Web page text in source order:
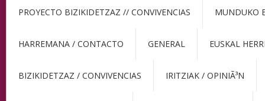
PROYECTO BIZIKIDETZAZ // CONVIVENCIAS MUNDUKO
HARREMANA / CONTACTO GENERAL EUSKAL
BIZIKIDETZAZ / CONVIVENCIAS IRITZIAK / OPINIÃ³N